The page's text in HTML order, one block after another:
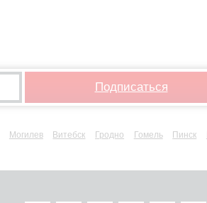
Подписаться
Могилев Витебск Гродно Гомель Пинск